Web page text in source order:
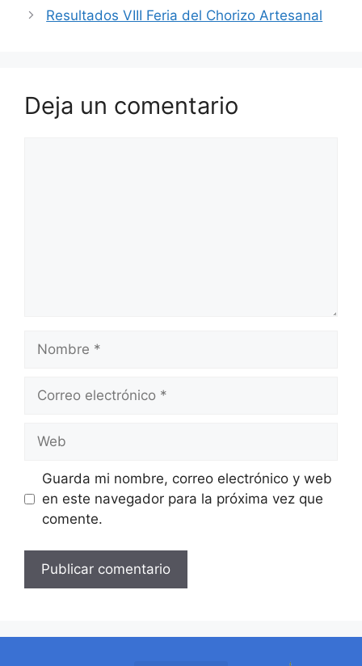
Resultados VIII Feria del Chorizo Artesanal
Deja un comentario
Guarda mi nombre, correo electrónico y web
en este navegador para la próxima vez que
comente.